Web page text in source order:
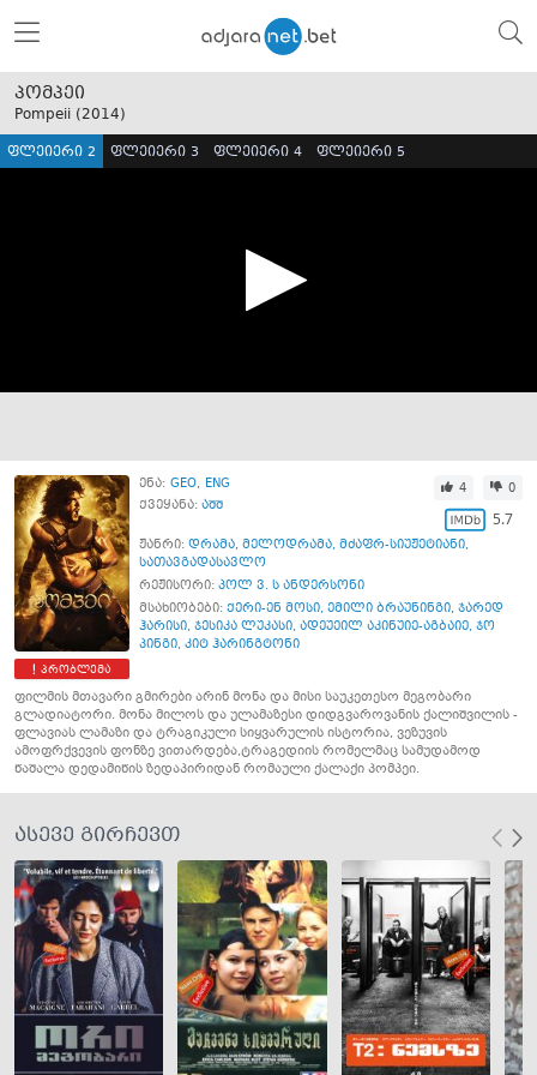
პომპეი
Pompeii (2014)
ფლეიერი 2 ფლეიერი 3 ფლეიერი 4 ფლეიერი 5
პრობლემა
ენა: GEO ENG
ქვეყანა: აშშ
4 0
5.7
ჟანრი: დრამა, მელოდრამა, მძაფრ-სიუჟეტიანი,
სათავგადასავლო
რეჟისორი: პოლ ვ. ს ანდერსონი
მსახიობები: ქერი-ენ მოსი, ემილი ბრაუნინგი, ჯარედ
ჰარისი, ჯესიკა ლუკასი, ადეუეილ აკინუიე-აგბაიე, ჯო
პინგი, კიტ ჰარინგტონი
ფილმის მთავარი გმირები არინ მონა და მისი საუკეთესო მეგობარი
გლადიატორი. მონა მილოს და ულამაზესი დიდგვაროვანის ქალიშვილის -
ფლავიას ლამაზი და ტრაგიკული სიყვარულის ისტორია, ვეზუვის
ამოფრქვევის ფონზე ვითარდება,ტრაგედიის რომელმაც სამუდამოდ
წაშალა დედამიწის ზედაპირიდან რომაული ქალაქი პომპეი.
ასევე გირჩევთ